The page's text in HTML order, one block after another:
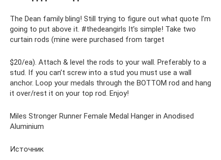
The Dean family bling! Still trying to figure out what quote I’m
going to put above it. #thedeangirls It’s simple! Take two
curtain rods (mine were purchased from target
$20/ea). Attach & level the rods to your wall. Preferably to a
stud. If you can’t screw into a stud you must use a wall
anchor. Loop your medals through the BOTTOM rod and hang
it over/rest it on your top rod. Enjoy!
Miles Stronger Runner Female Medal Hanger in Anodised
Aluminium
Источник